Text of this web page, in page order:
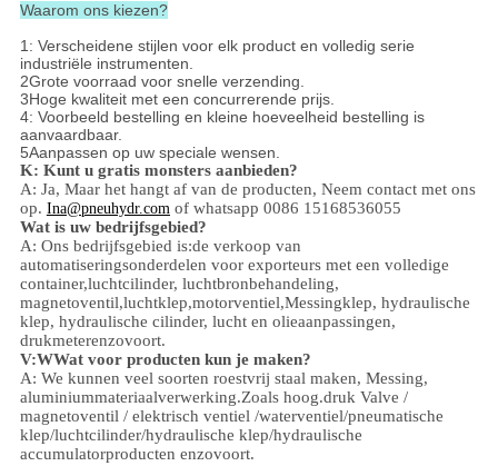
Waarom ons kiezen?
1: Verscheidene stijlen voor elk product en volledig serie
industriële instrumenten.
2Grote voorraad voor snelle verzending.
3Hoge kwaliteit met een concurrerende prijs.
4: Voorbeeld bestelling en kleine hoeveelheid bestelling is
aanvaardbaar.
5Aanpassen op uw speciale wensen.
K: Kunt u gratis monsters aanbieden?
A: Ja, Maar het hangt af van de producten, Neem contact met ons
op. Ina@pneuhydr.com of whatsapp 0086 15168536055
Wat is uw bedrijfsgebied?
A: Ons bedrijfsgebied is:de verkoop van
automatiseringsonderdelen voor exporteurs met een volledige
container,luchtcilinder, luchtbronbehandeling,
magnetoventil,luchtklep,motorventiel,Messingklep, hydraulische
klep, hydraulische cilinder, lucht en olieaanpassingen,
drukmeterenzovoort.
V:WWat voor producten kun je maken?
A: We kunnen veel soorten roestvrij staal maken, Messing,
aluminiummateriaalverwerking.Zoals hoog.druk Valve /
magnetoventil / elektrisch ventiel /waterventiel/pneumatische
klep/luchtcilinder/hydraulische klep/hydraulische
accumulatorproducten enzovoort.